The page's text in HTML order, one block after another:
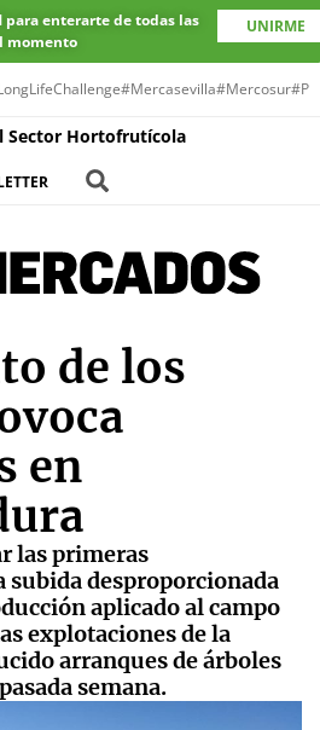
para enterarte de todas las
momento
UNIRME
#Mercasevilla#Mercosur
Sector Hortofrutícola
de los
en
las primeras
subida desproporcionada
aplicado al campo
explotaciones de la
arranques de árboles
semana.